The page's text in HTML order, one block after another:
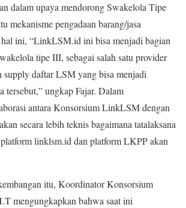
dalam upaya mendorong Swakelola Tipe
mekanisme pengadaan barang/jasa
ini, “LinkLSM.id ini bisa menjadi bagian
tipe III, sebagai salah satu provider
supply daftar LSM yang bisa menjadi
tersebut,” ungkap Fajar. Dalam
antara Konsorsium LinkLSM dengan
secara lebih teknis bagaimana tatalaksana
linklsm.id dan platform LKPP akan
itu, Koordinator Konsorsium
mengungkapkan bahwa saat ini